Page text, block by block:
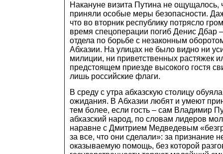
Накануне визита Путина не ощущалось,
приняли особые меры безопасности.
что во вторник республику потрясло
время спецоперации погиб Денис Дбар
отдела по борьбе с незаконным
Абхазии. На улицах не было видно ни
милиции, ни приветственных растяжек
предстоящем приезде высокого гостя
лишь российские флаги.
В среду с утра абхазскую столицу
ожидания. В Абхазии любят и умеют
тем более, если гость – сам Владимир
абхазский народ, по словам лидеров
наравне с Дмитрием Медведевым
за все, что они сделали»: за признание
оказываемую помощь, без которой